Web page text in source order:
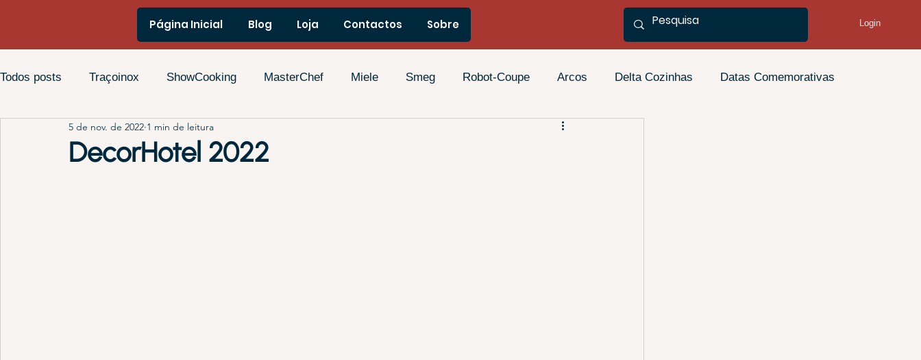
Login
Página Inicial Blog Loja Contactos Sobre
Todos posts Traçoinox ShowCooking MasterChef Miele Smeg Robot-Coupe Arcos Delta Cozinhas Datas Comemorativas
Cozinhas Domésticas
DecorHotel 2022
5 de nov. de 2022 1 min de leitura